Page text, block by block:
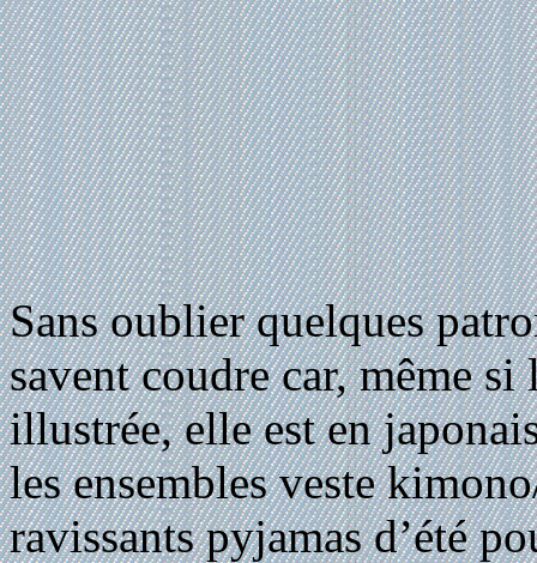
Sans oublier quelques
savent coudre car, même
illustrée, elle est en
les ensembles veste
ravissants pyjamas d’été